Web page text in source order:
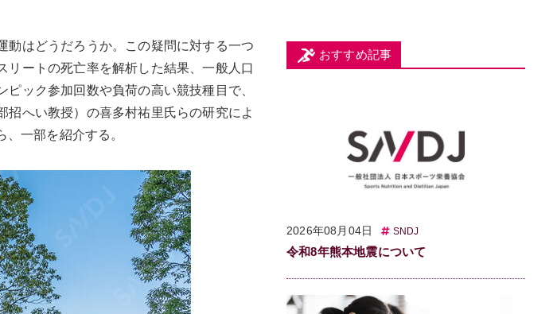
動はどうだろうか。この疑問に対する一つ
リートの死亡率を解析した結果、一般人口
ック参加回数や負荷の高い競技種目で、
へい教授）の喜多村祐里氏らの研究によ
一部を紹介する。
おすすめ記事
2026年08月04日 SNDJ
令和8年熊本地震について